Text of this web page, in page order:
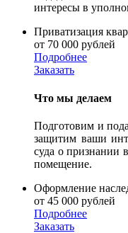
интересы в
Приватизация
от 70 000 рублей
Подробнее
Заказать
Что мы делаем
Подготовим и
защитим ваши
суда о признании
помещение.
Оформление
от 45 000 рублей
Подробнее
Заказать